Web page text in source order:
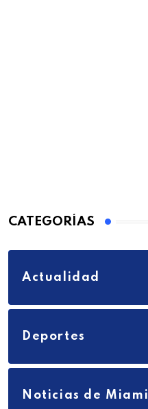
CATEGORÍAS
Actualidad
Deportes
Noticias de Miami